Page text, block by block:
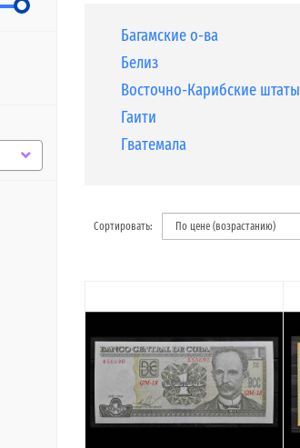
Багамские о-ва
Белиз
Восточно-Карибские штаты
Гаити
Гватемала
Сортировать: